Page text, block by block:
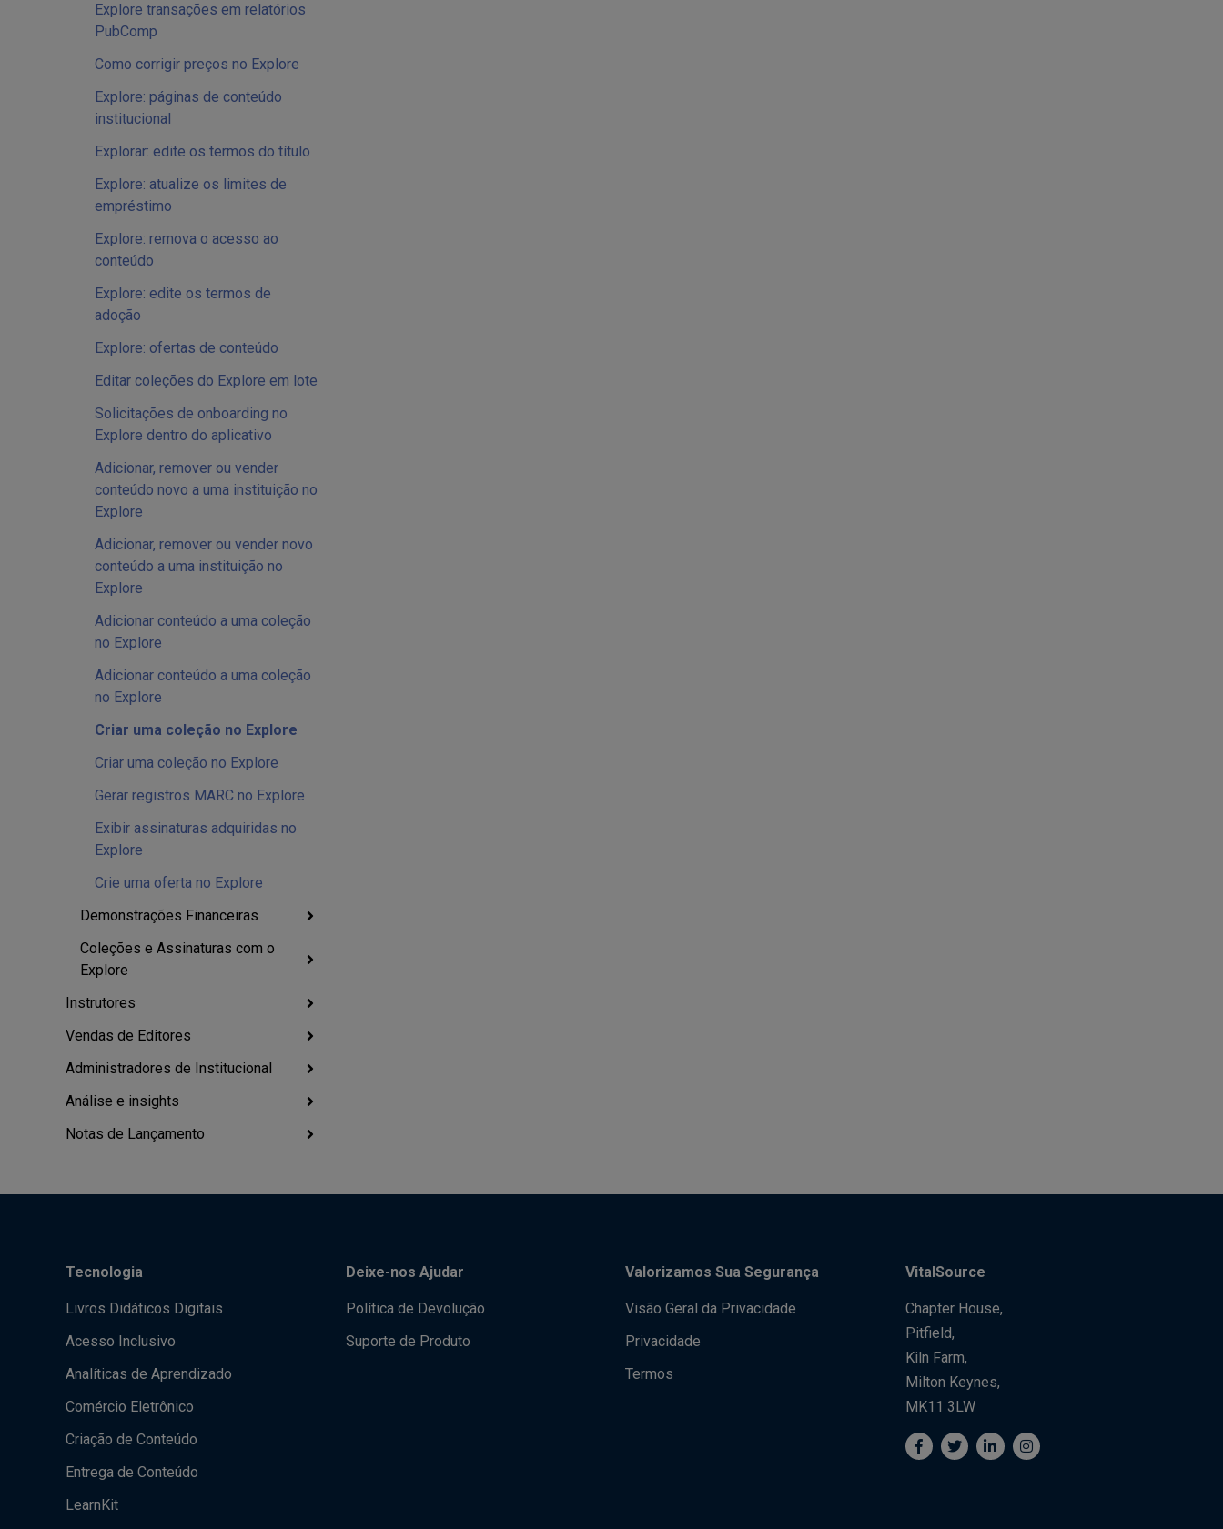
Explore transações em relatórios
PubComp
Como corrigir preços no Explore
Explore: páginas de conteúdo
institucional
Explorar: edite os termos do título
Explore: atualize os limites de
empréstimo
Explore: remova o acesso ao
conteúdo
Explore: edite os termos de
adoção
Explore: ofertas de conteúdo
Editar coleções do Explore em lote
Solicitações de onboarding no
Explore dentro do aplicativo
Adicionar, remover ou vender
conteúdo novo a uma instituição no
Explore
Adicionar, remover ou vender novo
conteúdo a uma instituição no
Explore
Adicionar conteúdo a uma coleção
no Explore
Adicionar conteúdo a uma coleção
no Explore
Criar uma coleção no Explore
Criar uma coleção no Explore
Gerar registros MARC no Explore
Exibir assinaturas adquiridas no
Explore
Crie uma oferta no Explore
Demonstrações Financeiras
Coleções e Assinaturas com o
Explore
Instrutores
Vendas de Editores
Administradores de Institucional
Análise e insights
Notas de Lançamento
Tecnologia
Livros Didáticos Digitais
Acesso Inclusivo
Analíticas de Aprendizado
Comércio Eletrônico
Criação de Conteúdo
Entrega de Conteúdo
LearnKit
Deixe-nos Ajudar
Política de Devolução
Suporte de Produto
Valorizamos Sua Segurança
Visão Geral da Privacidade
Privacidade
Termos
VitalSource
Chapter House,
Pitfield,
Kiln Farm,
Milton Keynes,
MK11 3LW